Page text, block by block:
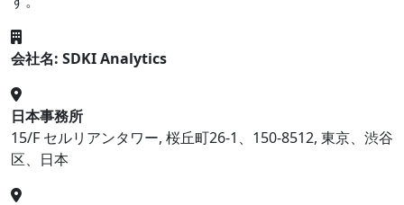
会社名: SDKI Analytics
日本事務所
15/F セルリアンタワー, 桜丘町26-1、150-8512, 東京、渋谷
区、日本